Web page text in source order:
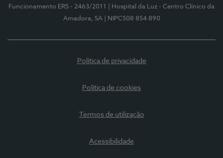
Funcionamento ERS - 2463/2011
| Hospital da Luz - Centro Clínico da
Amadora, SA
| NIPC508 854 890
Política de privacidade
Política de cookies
Termos de utilização
Acessibilidade